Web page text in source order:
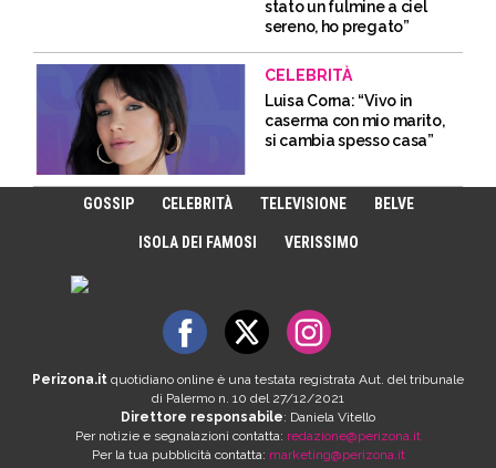
stato un fulmine a ciel
sereno, ho pregato”
CELEBRITÀ
Luisa Corna: “Vivo in
caserma con mio marito,
si cambia spesso casa”
GOSSIP CELEBRITÀ TELEVISIONE BELVE
ISOLA DEI FAMOSI VERISSIMO
Perizona.it quotidiano online è una testata registrata Aut. del tribunale
di Palermo n. 10 del 27/12/2021
Direttore responsabile: Daniela Vitello
Per notizie e segnalazioni contatta: redazione@perizona.it
Per la tua pubblicità contatta: marketing@perizona.it